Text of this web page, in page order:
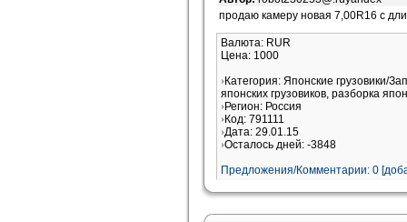
продаю камеру новая 7,00R16 с
Валюта: RUR
Цена: 1000
Категория: Японские грузовики/
японских грузовиков, разборка
Регион: Россия
Код: 791111
Дата: 29.01.15
Осталось дней: -3848
Предложения/Комментарии: 0